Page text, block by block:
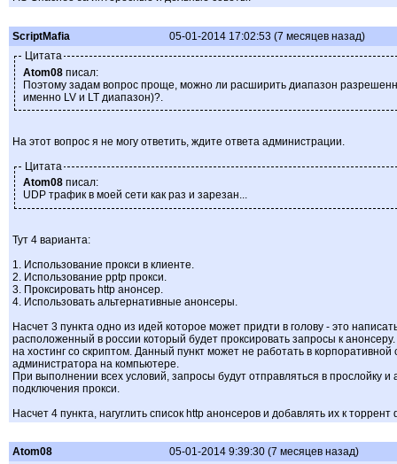
ScriptMafia
05-01-2014 17:02:53 (7 месяцев назад)
Цитата
Atom08 писал:
Поэтому задам вопрос проще, можно ли расширить диапазон
именно LV и LT диапазон)?.
На этот вопрос я не могу ответить, ждите ответа администрации.
Цитата
Atom08 писал:
UDP трафик в моей сети как раз и зарезан...
Тут 4 варианта:
1. Использование прокси в клиенте.
2. Использование pptp прокси.
3. Проксировать http анонсер.
4. Использовать альтернативные анонсеры.
Насчет 3 пункта одно из идей которое может придти в голову - это
расположенный в россии который будет проксировать запросы к
на хостинг со скриптом. Данный пункт может не работать в
администратора на компьютере.
При выполнении всех условий, запросы будут отправляться в прослойку
подключения прокси.
Насчет 4 пункта, нагуглить список http анонсеров и добавлять их к
Atom08
05-01-2014 9:39:30 (7 месяцев назад)